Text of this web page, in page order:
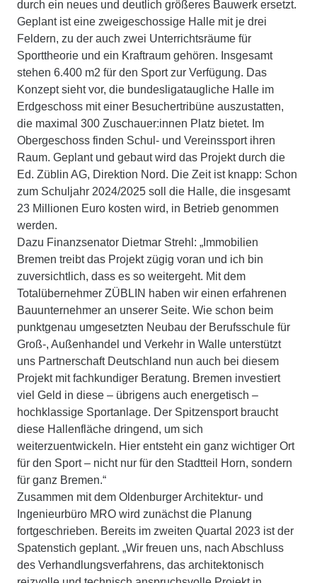
durch ein neues und deutlich größeres Bauwerk ersetzt.
Geplant ist eine zweigeschossige Halle mit je drei
Feldern, zu der auch zwei Unterrichtsräume für
Sporttheorie und ein Kraftraum gehören. Insgesamt
stehen 6.400 m2 für den Sport zur Verfügung. Das
Konzept sieht vor, die bundesligataugliche Halle im
Erdgeschoss mit einer Besuchertribüne auszustatten,
die maximal 300 Zuschauer:innen Platz bietet. Im
Obergeschoss finden Schul- und Vereinssport ihren
Raum. Geplant und gebaut wird das Projekt durch die
Ed. Züblin AG, Direktion Nord. Die Zeit ist knapp: Schon
zum Schuljahr 2024/2025 soll die Halle, die insgesamt
23 Millionen Euro kosten wird, in Betrieb genommen
werden.
Dazu Finanzsenator Dietmar Strehl: „Immobilien
Bremen treibt das Projekt zügig voran und ich bin
zuversichtlich, dass es so weitergeht. Mit dem
Totalübernehmer ZÜBLIN haben wir einen erfahrenen
Bauunternehmer an unserer Seite. Wie schon beim
punktgenau umgesetzten Neubau der Berufsschule für
Groß-, Außenhandel und Verkehr in Walle unterstützt
uns Partnerschaft Deutschland nun auch bei diesem
Projekt mit fachkundiger Beratung. Bremen investiert
viel Geld in diese – übrigens auch energetisch –
hochklassige Sportanlage. Der Spitzensport braucht
diese Hallenfläche dringend, um sich
weiterzuentwickeln. Hier entsteht ein ganz wichtiger Ort
für den Sport – nicht nur für den Stadtteil Horn, sondern
für ganz Bremen.“
Zusammen mit dem Oldenburger Architektur- und
Ingenieurbüro MRO wird zunächst die Planung
fortgeschrieben. Bereits im zweiten Quartal 2023 ist der
Spatenstich geplant. „Wir freuen uns, nach Abschluss
des Verhandlungsverfahrens, das architektonisch